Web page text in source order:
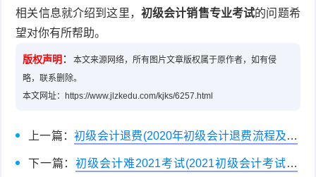
相关信息就介绍到这里， 初级会计销售专业考试的问题希
望对你有所帮助。
版权声明 ：本文来源网络，所有图片文章版权属于原作者，如有侵
略，联系删除。
本文网址：https://www.jlzkedu.com/kjks/6257.html
上一篇：初级会计退费(2020年初级会计退费流程及所
下一篇：初级会计难2021考试(2021初级会计考试难